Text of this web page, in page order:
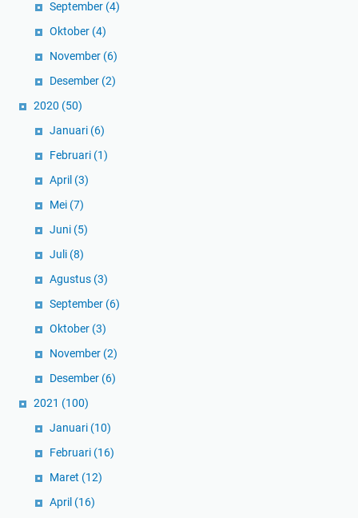
September (4)
Oktober (4)
November (6)
Desember (2)
2020 (50)
Januari (6)
Februari (1)
April (3)
Mei (7)
Juni (5)
Juli (8)
Agustus (3)
September (6)
Oktober (3)
November (2)
Desember (6)
2021 (100)
Januari (10)
Februari (16)
Maret (12)
April (16)